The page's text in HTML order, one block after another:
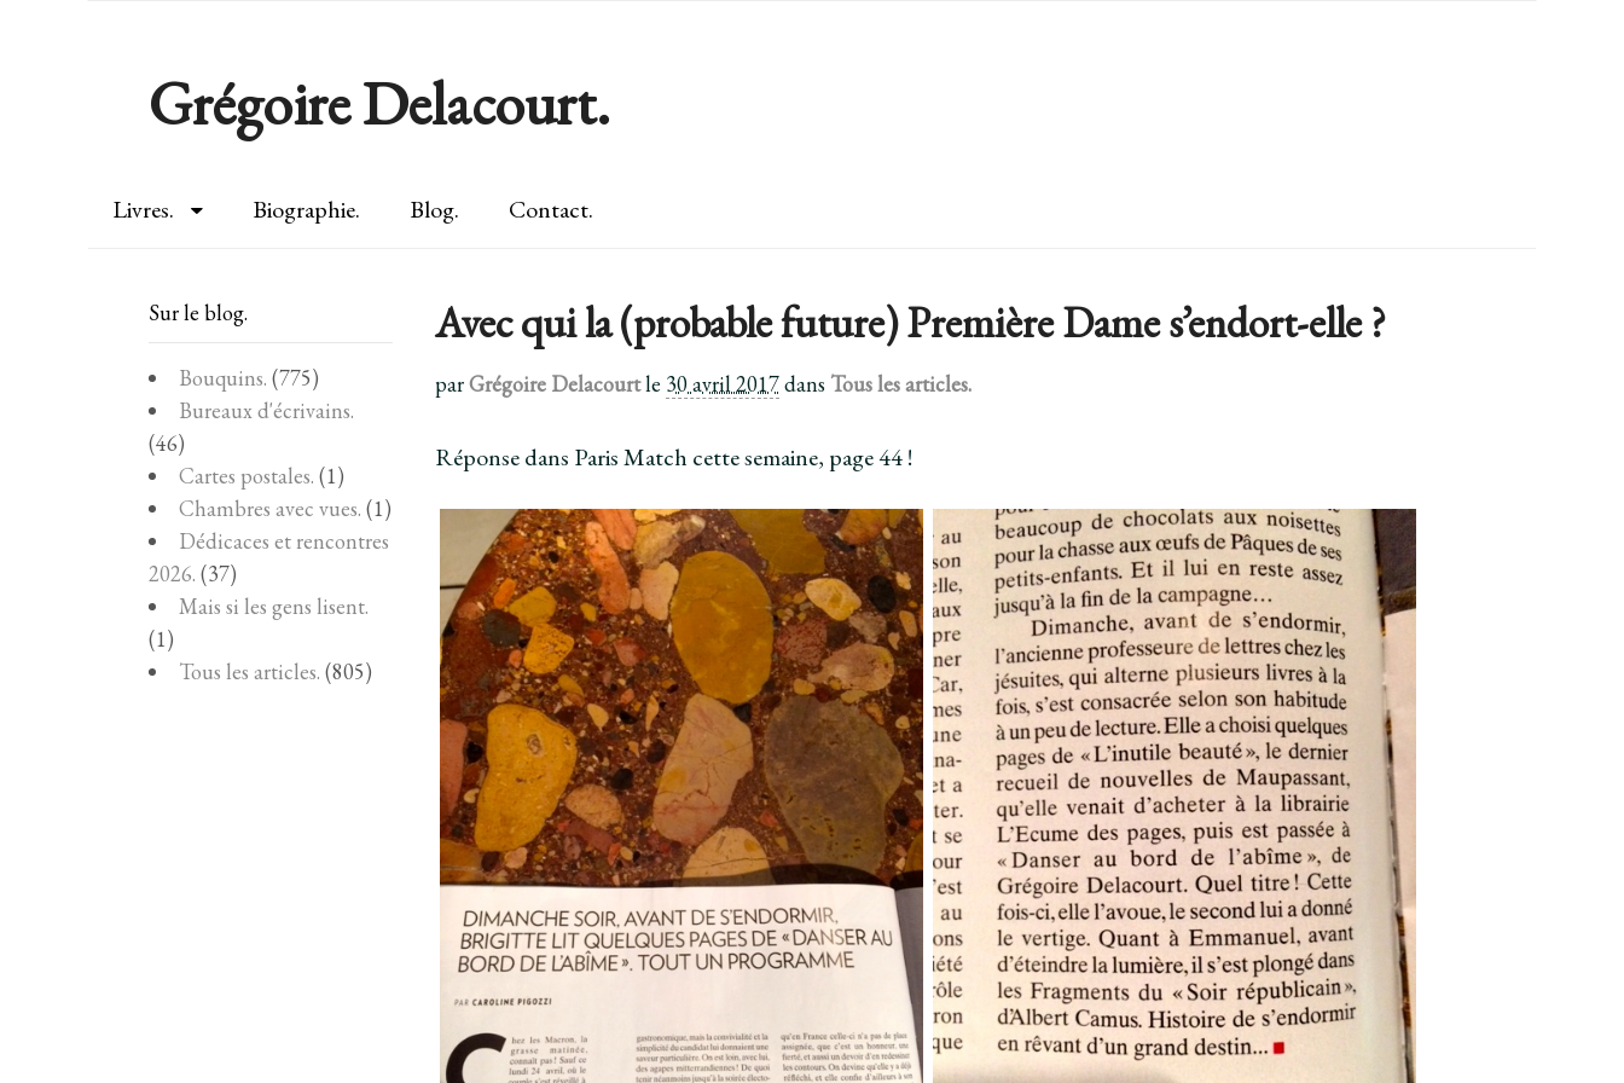
Grégoire Delacourt.
Livres. Biographie. Blog. Contact.
Avec qui la (probable future) Première Dame s’endort-elle ?
parGrégoire Delacourtle 30 avril 2017dans Tous les articles.
Réponse dans Paris Match cette semaine, page 44 !
Sur le blog.
Bouquins. (775)
Bureaux d'écrivains.
(46)
Cartes postales. (1)
Chambres avec vues. (1)
Dédicaces et rencontres
2026. (37)
Mais si les gens lisent.
(1)
Tous les articles. (805)